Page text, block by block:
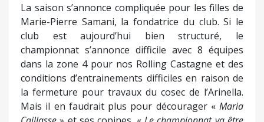
La saison s’annonce compliquée pour les filles de
Marie-Pierre Samani, la fondatrice du club. Si le
club est aujourd’hui bien structuré, le
championnat s’annonce difficile avec 8 équipes
dans la zone 4 pour nos Rolling Castagne et des
conditions d’entrainements difficiles en raison de
la fermeture pour travaux du cosec de l’Arinella.
Mais il en faudrait plus pour décourager « Maria